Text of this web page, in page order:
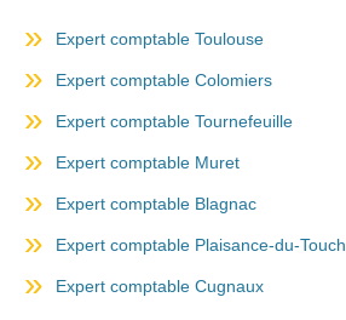
Expert comptable Toulouse
Expert comptable Colomiers
Expert comptable Tournefeuille
Expert comptable Muret
Expert comptable Blagnac
Expert comptable Plaisance-du-Touch
Expert comptable Cugnaux